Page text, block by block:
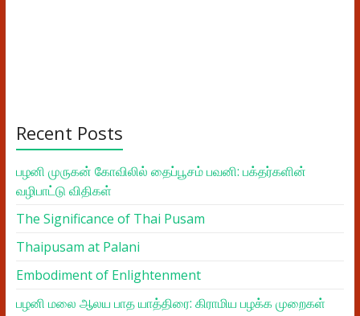
Recent Posts
பழனி முருகன் கோவிலில் தைப்பூசம் பவனி: பக்தர்களின்
வழிபாட்டு விதிகள்
The Significance of Thai Pusam
Thaipusam at Palani
Embodiment of Enlightenment
பழனி மலை ஆலய பாத யாத்திரை: கிராமிய பழக்க முறைகள்